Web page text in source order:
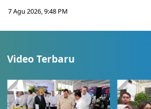
7 Agu 2026, 9:48 PM
Video Terbaru